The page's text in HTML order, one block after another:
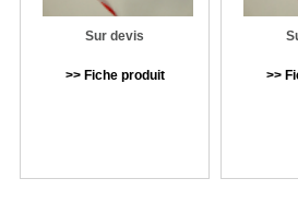
Sur devis
>> Fiche produit >>